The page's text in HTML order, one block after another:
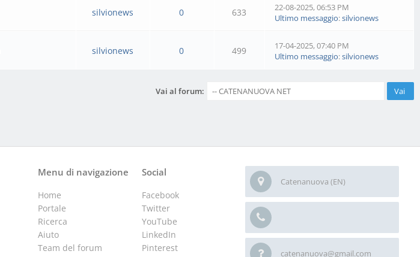
silvionews 0 633
22-08-2025, 06:53 PM
Ultimo messaggio:silvionews
silvionews 0 499
17-04-2025, 07:40 PM
Ultimo messaggio:silvionews
Vai al forum:
Catenanuova (EN)
catenanuova@gmail.com
Social
Facebook
Twitter
YouTube
LinkedIn
Pinterest
Menu di navigazione
Home
Portale
Ricerca
Aiuto
Team del forum